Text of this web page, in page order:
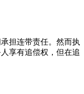
担连带责任。然而执
享有追偿权，但在追